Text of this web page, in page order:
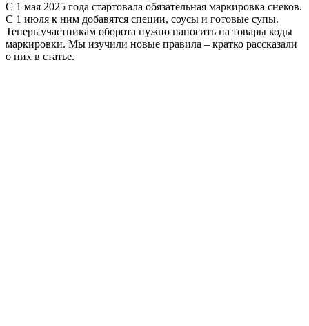
С 1 мая 2025 года стартовала обязательная маркировка снеков.
С 1 июля к ним добавятся специи, соусы и готовые супы.
Теперь участникам оборота нужно наносить на товары коды
маркировки. Мы изучили новые правила – кратко рассказали
о них в статье.